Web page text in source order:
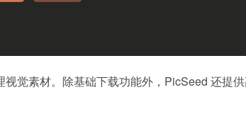
觉素材。除基础下载功能外，PicSeed 还提